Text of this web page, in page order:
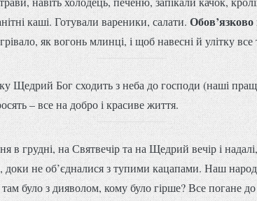
каші. Готували вареники, салати. Обов’язково
як вогонь млинці, і щоб навесні й улітку все
Щедрий Бог сходить з неба до господи (наші
– все на добро і красиве життя.
в грудні, на Святвечір та на Щедрий вечір і
доки не об’єдналися з тупими кацапами. Наш
було з дияволом, кому було гірше? Все погане